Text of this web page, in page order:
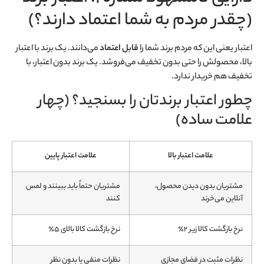
(چقدر مردم به شما اعتماد دارند؟)
اعتبار یعنی این که مردم برند شما راقابل اعتمادمی‌دانند. یک برند با اعتبار
بالا، محصولش را حتی بدون تخفیف می‌فروشد. یک برند بدون اعتبار، با
تخفیف هم خریدار ندارد.
چطور اعتبار برندتان را بسنجید؟ (چهار
علامت ساده)
علامت اعتبار بالا علامت اعتبار پایین
مشتریان بدون دیدن محصول،
آنلاین می‌خرند
مشتریان حتماً باید ببینند و لمس
کنند
نرخ بازگشت کالا زیر ۲٪ نرخ بازگشت کالا بالای ۵٪
نظرات مثبت در فضای مجازی نظرات منفی یا بدون نظر